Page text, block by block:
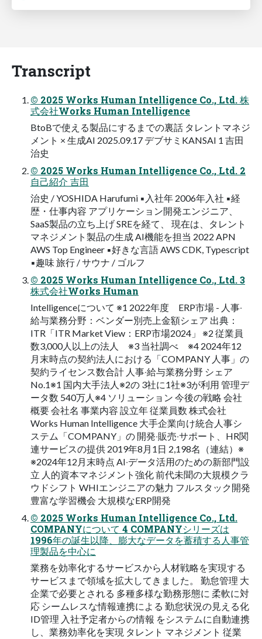
Transcript
© 2025 Works Human Intelligence Co., Ltd. 株
式会社Works Human Intelligence
BtoBで使える製品にするまでの裏話 タレントマネジ
メント × ⽣成AI 2025.09.17 デブサミKANSAI 1 吉⽥
治史
© 2025 Works Human Intelligence Co., Ltd. 2
⾃⼰紹介 吉田
治史 / YOSHIDA Harufumi ▪入社年 2006年入社 ▪経
歴・仕事内容 アプリケーション開発エンジニア、
SaaS製品の立ち上げ SREを経て、 現在は、タレント
マネジメント製品の生成 AI機能を担当 2022 APN
AWS Top Engineer ▪好きな言語 AWS CDK, Typescript
▪趣味 旅行 / サウナ / ゴルフ
© 2025 Works Human Intelligence Co., Ltd. 3
株式会社Works Human
Intelligenceについて ※1 2022年度 ERP市場 - ⼈事‧
給与業務分野：ベンダー別売上⾦額シェア 出典：
ITR「ITR Market View：ERP市場2024」 ※2 従業員
数3,000⼈以上の法⼈ ※3 当社調べ ※4 2024年12
⽉末時点の契約法⼈における「COMPANY ⼈事」の
契約ライセンス数合計 ⼈事‧給与業務分野 シェア
No.1※1 国内⼤⼿法⼈※2の 3社に1社※3が利⽤ 管理デ
ータ数 540万⼈※4 ソリューション 今後の戦略 会社
概要 会社名 事業内容 設⽴年 従業員数 株式会社
Works Human Intelligence ⼤⼿企業向け統合⼈事シ
ステム「COMPANY」の 開発‧販売‧サポート、HR関
連サービスの提供 2019年8⽉1⽇ 2,198名（連結）※
※2024年12⽉末時点 AI‧データ活⽤のための新部⾨設
⽴ ⼈的資本マネジメント強化 前代未聞の⼤規模クラ
ウドシフト WHIエンジニアの魅⼒ フルスタック開発
豊富な学習機会 ⼤規模なERP開発
© 2025 Works Human Intelligence Co., Ltd.
COMPANYについて 4 COMPANYシリーズは
1996年の誕⽣以降、膨⼤なデータを蓄積する⼈事管
理製品を中⼼に
業務を効率化するサービスから⼈材戦略を実現する
サービスまで領域を拡⼤してきました。 勤怠管理 ⼤
企業で必要とされる 多種多様な勤務形態に 柔軟に対
応 シームレスな情報連携による 勤怠状況の⾒える化
ID管理 ⼊社予定者からの情報 をシステムに⾃動連携
し、業務効率化を実現 タレント マネジメント 従業